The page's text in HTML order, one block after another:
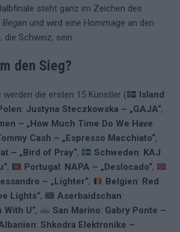
steht ganz im Zeichen des
und wird eine Hommage an den
die Schweiz, sein.
den Sieg?
werden die ersten 15 Künstler ( Island:
: Justyna Steczkowska – „GAJA“,
– „How Much Time Do We Have
Cash – „Espresso Macchiato“,
– „Bird of Pray“, Schweden: KAJ
, Portugal: NAPA – „Deslocado“,
– „Lighter“, Belgien: Red
Lights“, Aserbaidschan:
With U“, San Marino: Gabry Ponte –
: Shkodra Elektronike –